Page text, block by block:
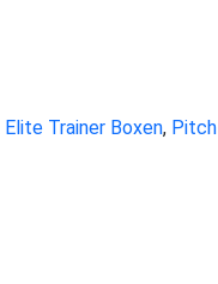
Elite Trainer Boxen, Pitch